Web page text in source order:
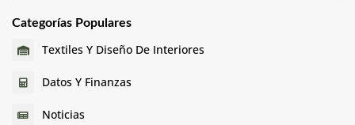
Categorías Populares
Textiles Y Diseño De Interiores
Datos Y Finanzas
Noticias